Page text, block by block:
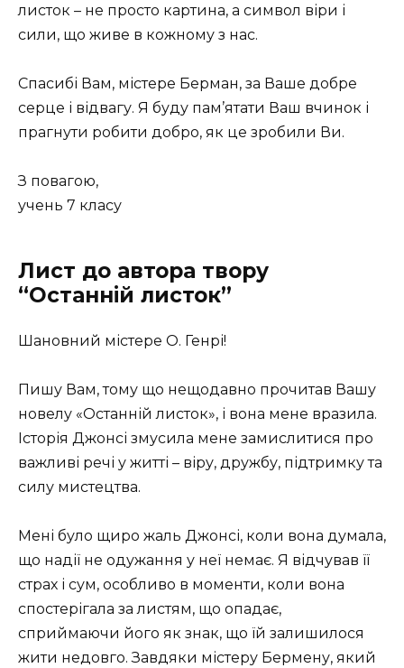
листок – не просто картина, а символ віри і
сили, що живе в кожному з нас.
Спасибі Вам, містере Берман, за Ваше добре
серце і відвагу. Я буду пам’ятати Ваш вчинок і
прагнути робити добро, як це зробили Ви.
З повагою,
учень 7 класу
Лист до автора твору
“Останній листок”
Шановний містере О. Генрі!
Пишу Вам, тому що нещодавно прочитав Вашу
новелу «Останній листок», і вона мене вразила.
Історія Джонсі змусила мене замислитися про
важливі речі у житті – віру, дружбу, підтримку та
силу мистецтва.
Мені було щиро жаль Джонсі, коли вона думала,
що надії не одужання у неї немає. Я відчував її
страх і сум, особливо в моменти, коли вона
спостерігала за листям, що опадає,
сприймаючи його як знак, що їй залишилося
жити недовго. Завдяки містеру Бермену, який